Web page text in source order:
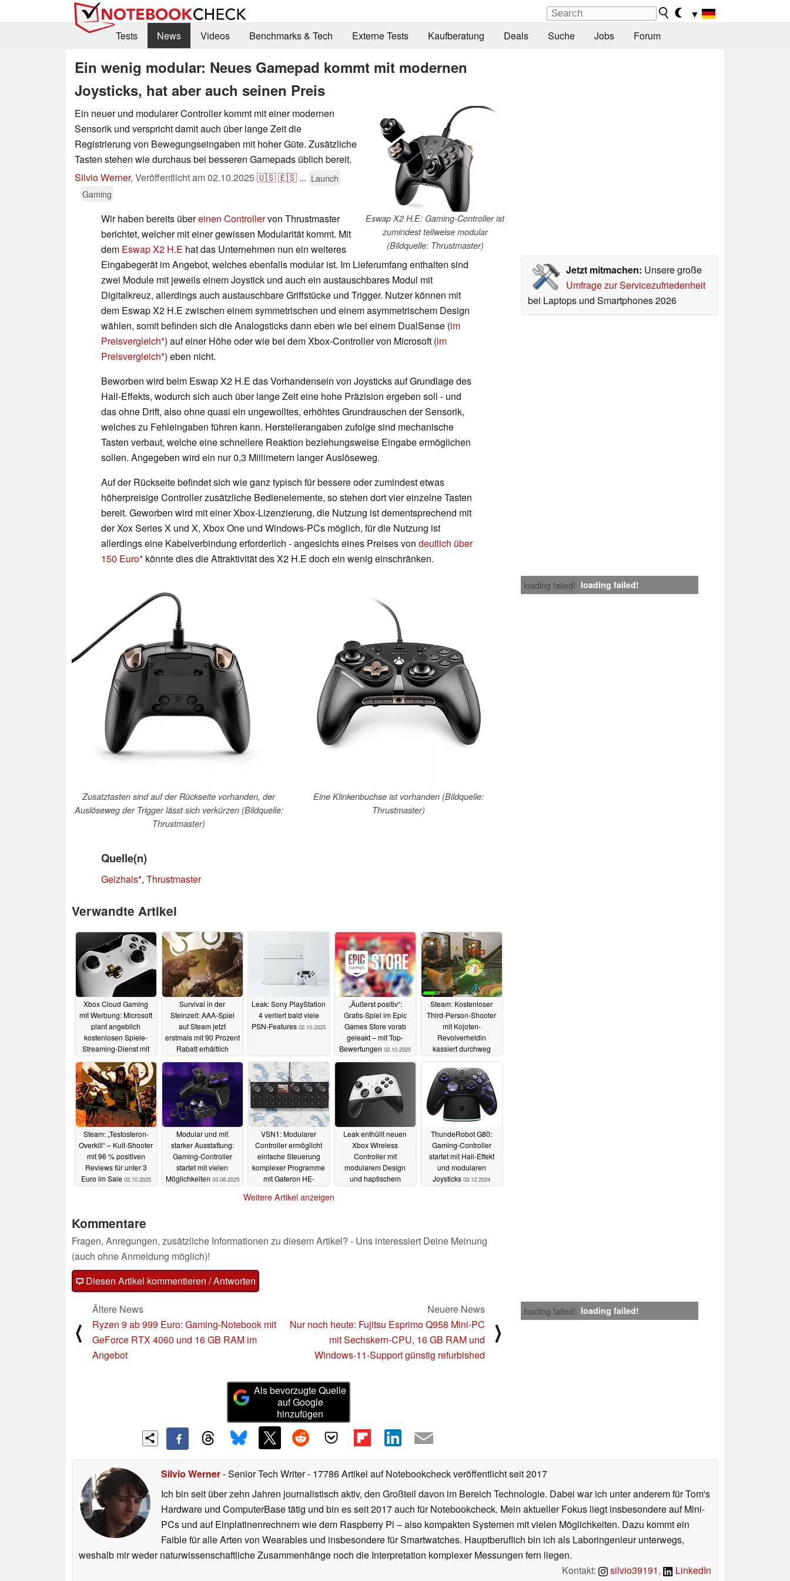
▼
Tests
News Videos Benchmarks & Tech Externe Tests Kaufberatung Deals Suche Jobs Forum
Ein wenig modular: Neues Gamepad kommt mit modernen
Joysticks, hat aber auch seinen Preis
Eswap X2 H.E: Gaming-Controller ist
zumindest teilweise modular
(Bildquelle: Thrustmaster)
Ein neuer und modularer Controller kommt mit einer modernen
Sensorik und verspricht damit auch über lange Zeit die
Registrierung von Bewegungseingaben mit hoher Güte. Zusätzliche
Tasten stehen wie durchaus bei besseren Gamepads üblich bereit.
Silvio Werner, Veröffentlicht am02.10.2025🇺🇸🇪🇸 ... Launch
Gaming
Jetzt mitmachen: Unsere große
Umfrage zur Servicezufriedenheit
bei Laptops und Smartphones 2026
Wir haben bereits übereinen Controllervon Thrustmaster
berichtet, welcher mit einer gewissen Modularität kommt. Mit
dem Eswap X2 H.E hat das Unternehmen nun ein weiteres
Eingabegerät im Angebot, welches ebenfalls modular ist. Im Lieferumfang enthalten sind
zwei Module mit jeweils einem Joystick und auch ein austauschbares Modul mit
Digitalkreuz, allerdings auch austauschbare Griffstücke und Trigger. Nutzer können mit
dem Eswap X2 H.E zwischen einem symmetrischen und einem asymmetrischem Design
wählen, somit befinden sich die Analogsticks dann eben wie bei einem DualSense (im
Preisvergleich ) auf einer Höhe oder wie bei dem Xbox-Controller von Microsoft (im
Preisvergleich ) eben nicht.
Beworben wird beim Eswap X2 H.E das Vorhandensein von Joysticks auf Grundlage des
Hall-Effekts, wodurch sich auch über lange Zeit eine hohe Präzision ergeben soll - und
das ohne Drift, also ohne quasi ein ungewolltes, erhöhtes Grundrauschen der Sensorik,
welches zu Fehleingaben führen kann. Herstellerangaben zufolge sind mechanische
Tasten verbaut, welche eine schnellere Reaktion beziehungsweise Eingabe ermöglichen
sollen. Angegeben wird ein nur 0,3 Millimetern langer Auslöseweg.
Auf der Rückseite befindet sich wie ganz typisch für bessere oder zumindest etwas
höherpreisige Controller zusätzliche Bedienelemente, so stehen dort vier einzelne Tasten
bereit. Geworben wird mit einer Xbox-Lizenzierung, die Nutzung ist dementsprechend mit
der Xox Series X und X, Xbox One und Windows-PCs möglich, für die Nutzung ist
allerdings eine Kabelverbindung erforderlich - angesichts eines Preises von deutlich über
150 Euro könnte dies die Attraktivität des X2 H.E doch ein wenig einschränken.
loading failed! loading failed!
Zusatztasten sind auf der Rückseite vorhanden, der
Auslöseweg der Trigger lässt sich verkürzen (Bildquelle:
Thrustmaster)
Eine Klinkenbuchse ist vorhanden (Bildquelle:
Thrustmaster)
Quelle(n)
Geizhals , Thrustmaster
Verwandte Artikel
Xbox Cloud Gaming
mit Werbung: Microsoft
plant angeblich
kostenlosen Spiele-
Streaming-Dienst mit
03.10.2025
Survival in der
Steinzeit: AAA-Spiel
auf Steam jetzt
erstmals mit 90 Prozent
Rabatt erhältlich
03.10.2025
Leak: Sony PlayStation
4 verliert bald viele
PSN-Features 02.10.2025
„Äußerst positiv“:
Gratis-Spiel im Epic
Games Store vorab
geleakt – mit Top-
Bewertungen 02.10.2025
Steam: Kostenloser
Third-Person-Shooter
mit Kojoten-
Revolverheldin
kassiert durchweg
02.10.2025
Steam: „Testosteron-
Overkill“ – Kult-Shooter
mit 96 % positiven
Reviews für unter 3
Euro im Sale 02.10.2025
Modular und mit
starker Ausstattung:
Gaming-Controller
startet mit vielen
Möglichkeiten 03.08.2025
VSN1: Modularer
Controller ermöglicht
einfache Steuerung
komplexer Programme
mit Gateron HE-
Leak enthüllt neuen
Xbox Wireless
Controller mit
modularem Design
und haptischem
ThundeRobot G80:
Gaming-Controller
startet mit Hall-Effekt
und modularen
Joysticks 03.12.2024
Weitere Artikel anzeigen
Kommentare
Fragen, Anregungen, zusätzliche Informationen zu diesem Artikel? - Uns interessiert Deine Meinung
(auch ohne Anmeldung möglich)!
Diesen Artikel kommentieren / Antworten
loading failed! loading failed!
⟨
Ältere News
Ryzen 9 ab 999 Euro: Gaming-Notebook mit
GeForce RTX 4060 und 16 GB RAM im
Angebot
Neuere News
Nur noch heute: Fujitsu Esprimo Q958 Mini-PC
mit Sechskern-CPU, 16 GB RAM und
Windows-11-Support günstig refurbished
⟩
Als bevorzugte Quelle
auf Google
hinzufügen
Silvio Werner- Senior Tech Writer- 17786 Artikel auf Notebookcheck veröffentlichtseit 2017
Ich bin seit über zehn Jahren journalistisch aktiv, den Großteil davon im Bereich Technologie. Dabei war ich unter anderem für Tom's
Hardware und ComputerBase tätig und bin es seit 2017 auch für Notebookcheck. Mein aktueller Fokus liegt insbesondere auf Mini-
PCs und auf Einplatinenrechnern wie dem Raspberry Pi – also kompakten Systemen mit vielen Möglichkeiten. Dazu kommt ein
Faible für alle Arten von Wearables und insbesondere für Smartwatches. Hauptberuflich bin ich als Laboringenieur unterwegs,
weshalb mir weder naturwissenschaftliche Zusammenhänge noch die Interpretation komplexer Messungen fern liegen.
Kontakt:
silvio39191, LinkedIn